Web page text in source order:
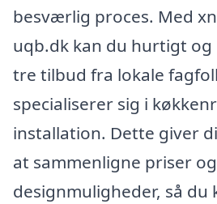
besværlig proces. Med
uqb.dk kan du hurtigt
tre tilbud fra lokale
specialiserer sig i
installation. Dette giver
at sammenligne priser og
designmuligheder, så du